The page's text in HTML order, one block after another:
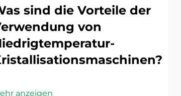
sind die Vorteile der
von
anzeigen